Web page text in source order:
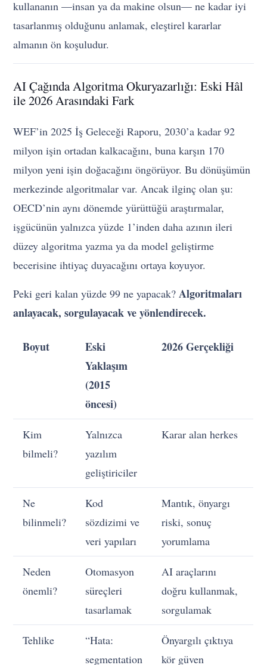
kullananın —insan ya da makine olsun— ne kadar iyi
tasarlanmış olduğunu anlamak, eleştirel kararlar
almanın ön koşuludur.
AI Çağında Algoritma Okuryazarlığı: Eski Hâl
ile 2026 Arasındaki Fark
WEF’in 2025 İş Geleceği Raporu, 2030’a kadar 92
milyon işin ortadan kalkacağını, buna karşın 170
milyon yeni işin doğacağını öngörüyor. Bu dönüşümün
merkezinde algoritmalar var. Ancak ilginç olan şu:
OECD’nin aynı dönemde yürüttüğü araştırmalar,
işgücünün yalnızca yüzde 1’inden daha azının ileri
düzey algoritma yazma ya da model geliştirme
becerisine ihtiyaç duyacağını ortaya koyuyor.
Peki geri kalan yüzde 99 ne yapacak? Algoritmaları
anlayacak, sorgulayacak ve yönlendirecek.
Boyut
Eski
Yaklaşım
(2015
öncesi)
2026 Gerçekliği
Kim
bilmeli?
Yalnızca
yazılım
geliştiriciler
Karar alan herkes
Ne
bilinmeli?
Kod
sözdizimi ve
veri yapıları
Mantık, önyargı
riski, sonuç
yorumlama
Neden
önemli?
Otomasyon
süreçleri
tasarlamak
AI araçlarını
doğru kullanmak,
sorgulamak
Tehlike
“Hata:
segmentation
Önyargılı çıktıya
kör güven